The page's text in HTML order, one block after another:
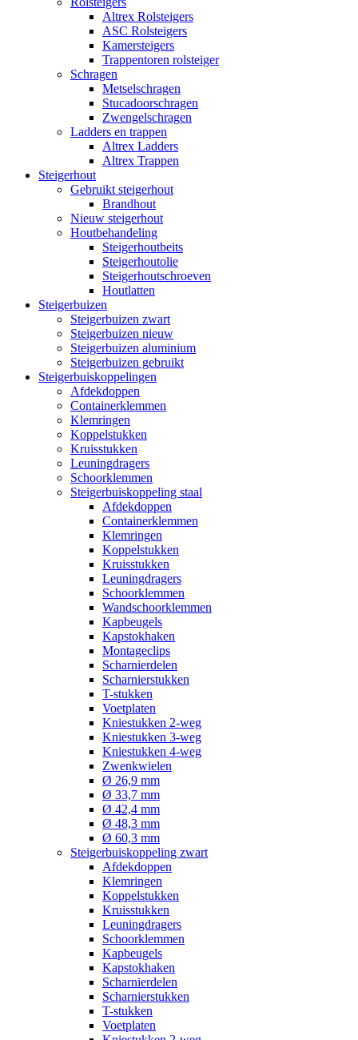
Altrex Rolsteigers
ASC Rolsteigers
Kamersteigers
Trappentoren rolsteiger
Schragen
Metselschragen
Stucadoorschragen
Zwengelschragen
Ladders en trappen
Altrex Ladders
Altrex Trappen
Steigerhout
Gebruikt steigerhout
Brandhout
Nieuw steigerhout
Houtbehandeling
Steigerhoutbeits
Steigerhoutolie
Steigerhoutschroeven
Houtlatten
Steigerbuizen
Steigerbuizen zwart
Steigerbuizen nieuw
Steigerbuizen aluminium
Steigerbuizen gebruikt
Steigerbuiskoppelingen
Afdekdoppen
Containerklemmen
Klemringen
Koppelstukken
Kruisstukken
Leuningdragers
Schoorklemmen
Steigerbuiskoppeling staal
Afdekdoppen
Containerklemmen
Klemringen
Koppelstukken
Kruisstukken
Leuningdragers
Schoorklemmen
Wandschoorklemmen
Kapbeugels
Kapstokhaken
Montageclips
Scharnierdelen
Scharnierstukken
T-stukken
Voetplaten
Kniestukken 2-weg
Kniestukken 3-weg
Kniestukken 4-weg
Zwenkwielen
Ø 26,9 mm
Ø 33,7 mm
Ø 42,4 mm
Ø 48,3 mm
Ø 60,3 mm
Steigerbuiskoppeling zwart
Afdekdoppen
Klemringen
Koppelstukken
Kruisstukken
Leuningdragers
Schoorklemmen
Kapbeugels
Kapstokhaken
Scharnierdelen
Scharnierstukken
T-stukken
Voetplaten